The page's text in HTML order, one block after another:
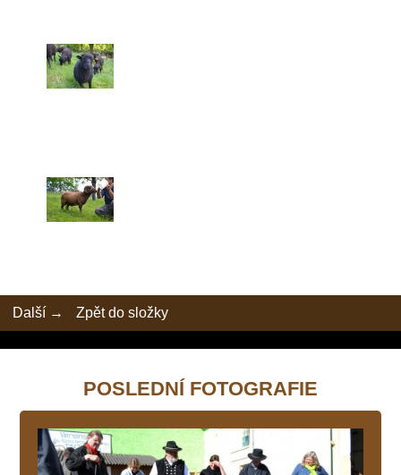
Další → Zpět do složky
POSLEDNÍ FOTOGRAFIE